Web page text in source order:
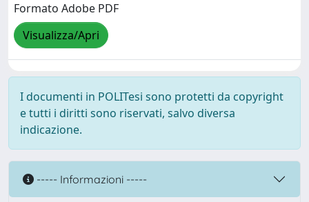
Formato Adobe PDF
Visualizza/Apri
I documenti in POLITesi sono protetti da copyright
e tutti i diritti sono riservati, salvo diversa
indicazione.
----- Informazioni -----